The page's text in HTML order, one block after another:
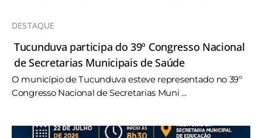
DESTAQUE
Tucunduva participa do 39º Congresso Nacional
de Secretarias Municipais de Saúde
O município de Tucunduva esteve representado no 39º
Congresso Nacional de Secretarias Muni ...